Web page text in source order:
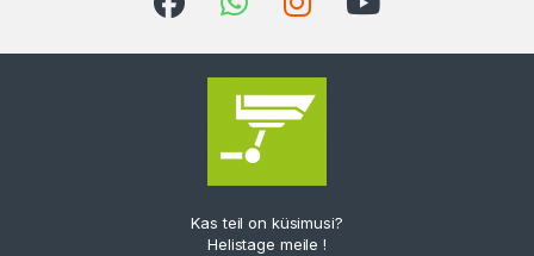
Kas teil on küsimusi?
Helistage meile !